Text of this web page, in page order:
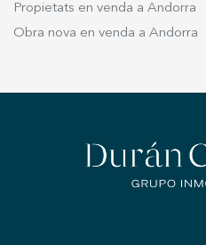
Propietats en venda a Andorra
Obra nova en venda a Andorra